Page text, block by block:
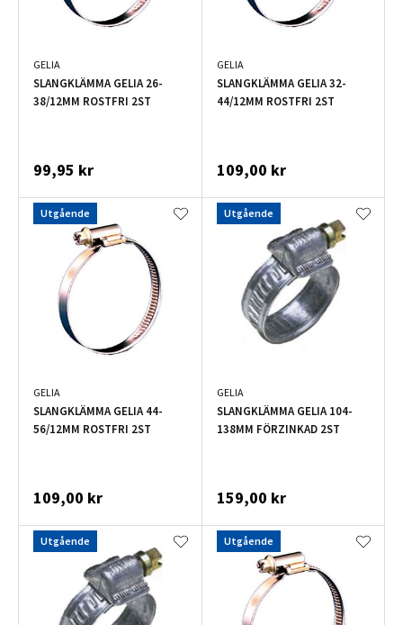
GELIA
SLANGKLÄMMA GELIA 26-
38/12MM ROSTFRI 2ST
99,95 kr
GELIA
SLANGKLÄMMA GELIA 32-
44/12MM ROSTFRI 2ST
109,00 kr
Utgående
GELIA
SLANGKLÄMMA GELIA 44-
56/12MM ROSTFRI 2ST
109,00 kr
Utgående
GELIA
SLANGKLÄMMA GELIA 104-
138MM FÖRZINKAD 2ST
159,00 kr
Utgående Utgående